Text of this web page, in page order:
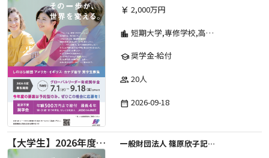
currency_yen 2,000万円
location_city 短期大学,専修学校,高等専門学校,その他,高等学校,大学院,大学
school奨学金-給付
group 20人
date_range 2026-09-18
【大学生】2026年度 しのはら財団 アメリカ・イギリス・カナダ英語留学奨学金
一般財団法人 篠原欣子記念財団 (海外留学奨学金グループ)